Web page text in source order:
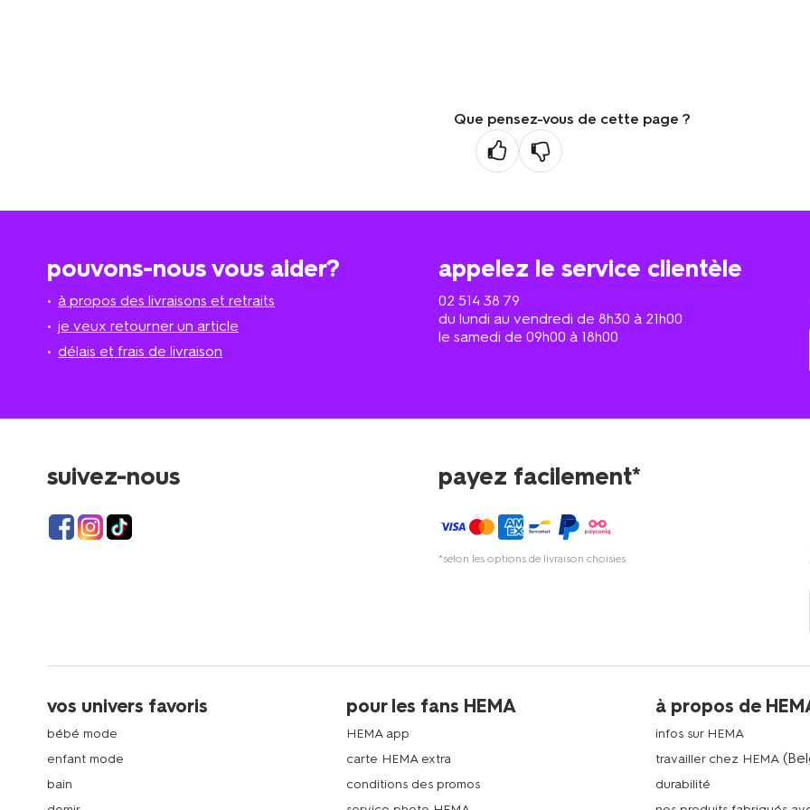
Que pensez-vous de cette page ?
pouvons-nous vous aider?
à propos des livraisons et retraits
je veux retourner un article
délais et frais de livraison
appelez le service clientèle
02 514 38 79
du lundi au vendredi de 8h30 à 21h00
le samedi de 09h00 à 18h00
suivez-nous payez facilement*
*selon les options de livraison choisies
vos univers favoris
bébé mode
enfant mode
bain
pour les fans HEMA
HEMA app
carte HEMA extra
conditions des promos
à propos de
infos sur HEMA
travailler chez HEMA
durabilité